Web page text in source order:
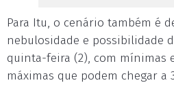
Para Itu, o cenário também é
nebulosidade e possibilidade
quinta-feira (2), com mínimas
máximas que podem chegar a